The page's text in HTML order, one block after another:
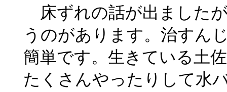
床ずれの話が出ました
うのがあります。治すん
簡単です。生きている土
たくさんやったりして水